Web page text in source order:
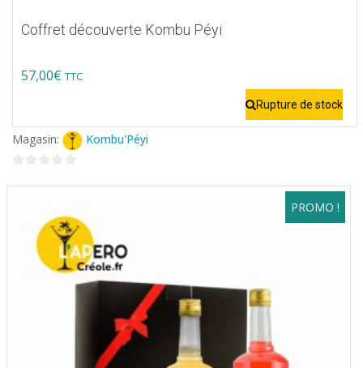
Coffret découverte Kombu Péyi
57,00€ TTC
Rupture de stock
Magasin: Kombu'Péyi
PROMO !